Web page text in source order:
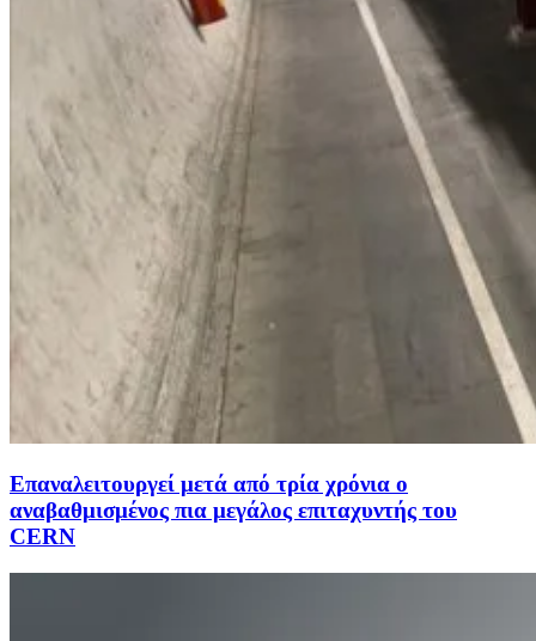
Επαναλειτουργεί μετά από τρία χρόνια ο
αναβαθμισμένος πια μεγάλος επιταχυντής του
CERN